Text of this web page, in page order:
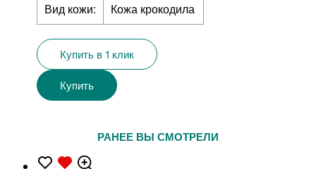
Вид кожи:
Кожа крокодила
Купить в 1 клик
Купить
РАНЕЕ ВЫ СМОТРЕЛИ